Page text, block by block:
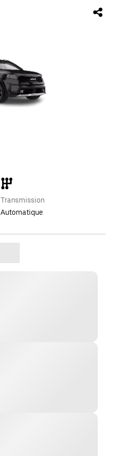
Transmission
Automatique